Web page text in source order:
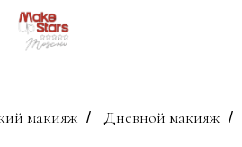
макияж / Дневной макияж /